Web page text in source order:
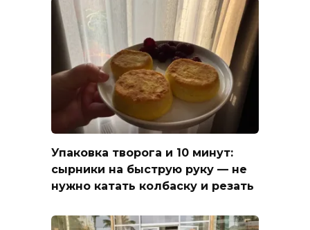
Упаковка творога и 10 минут:
сырники на быструю руку — не
нужно катать колбаску и резать